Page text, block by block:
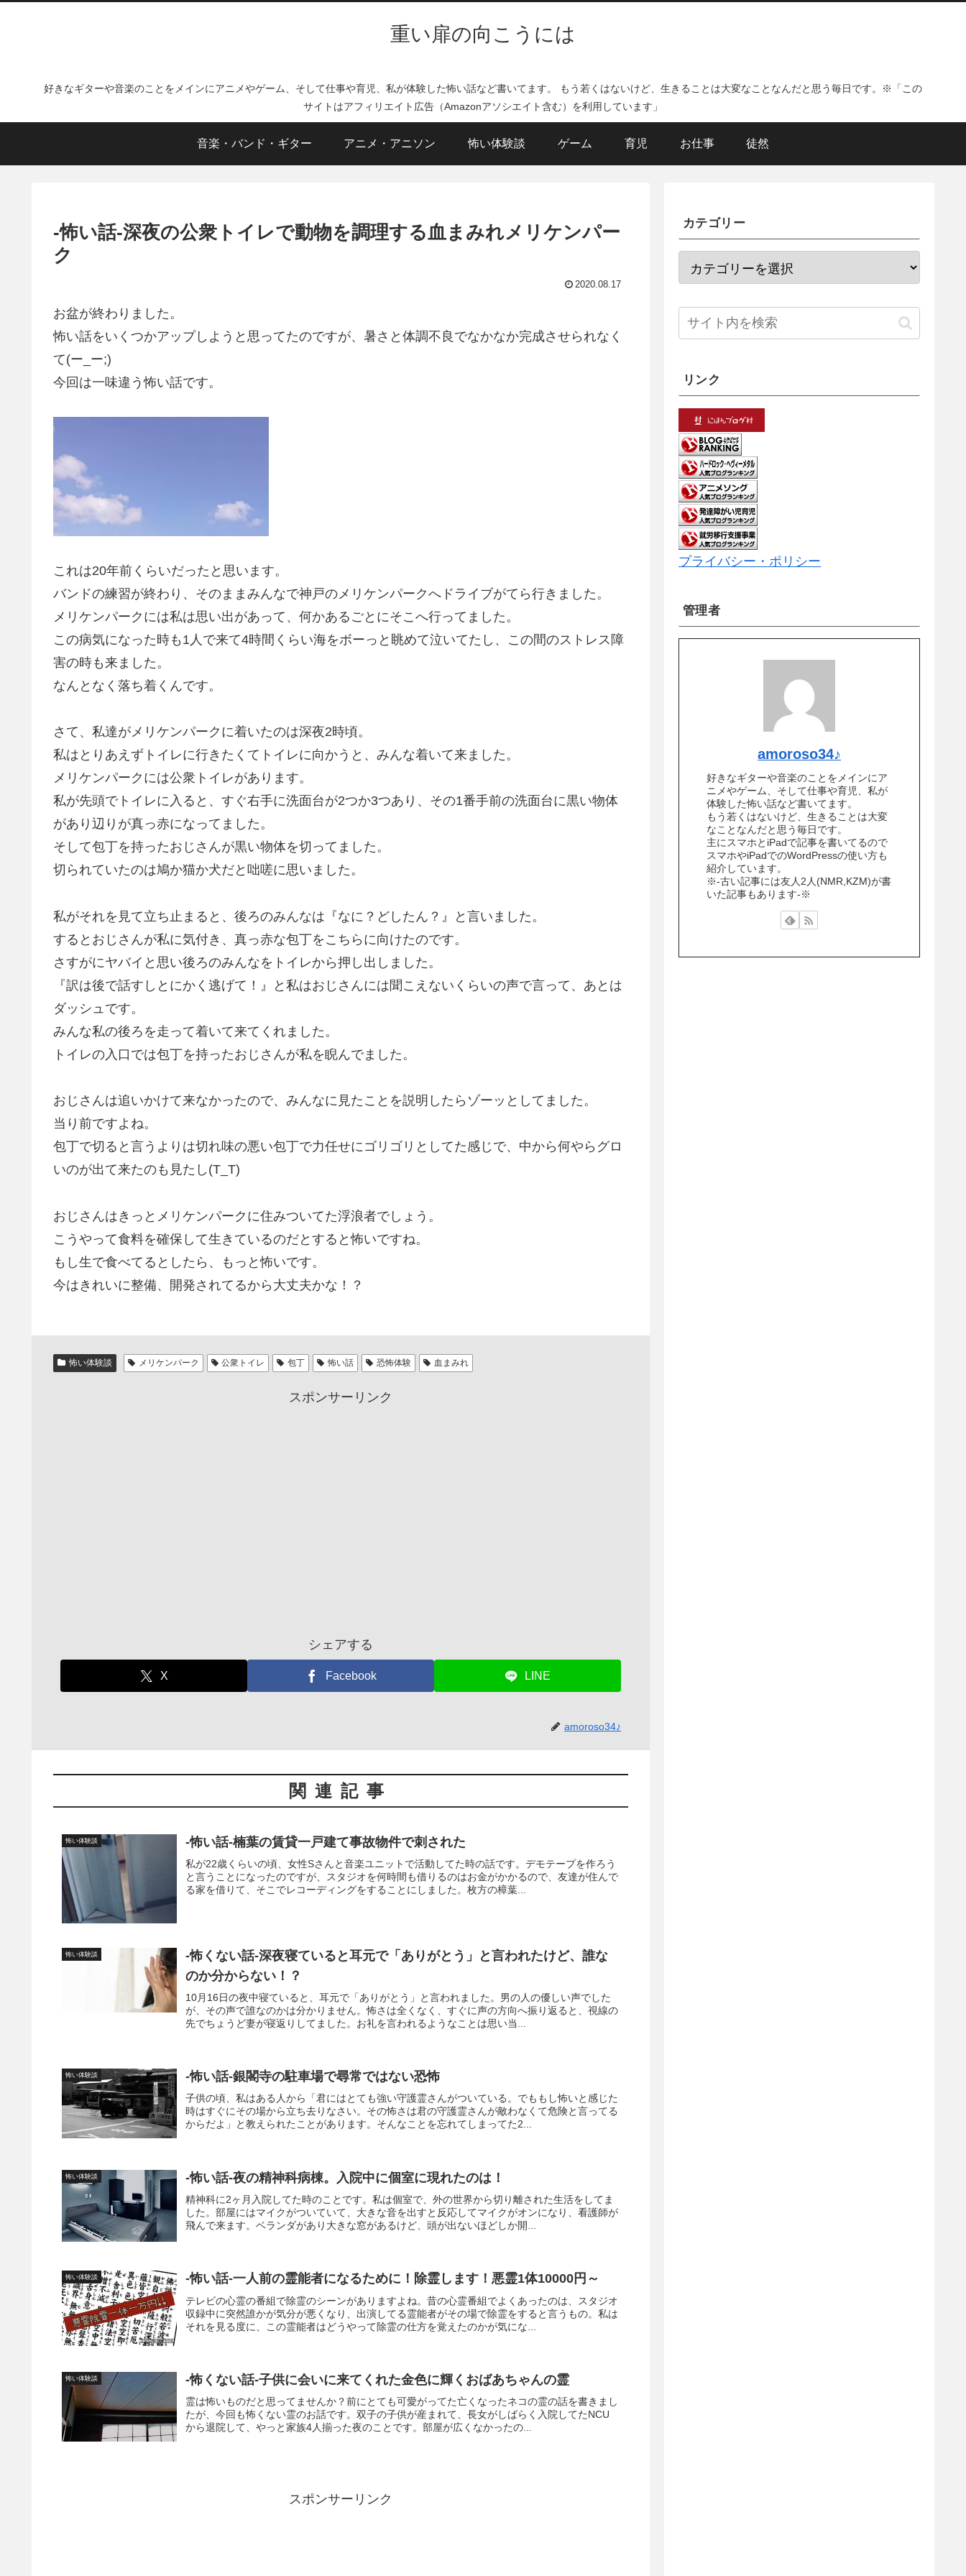
重い扉の向こうには
好きなギターや音楽のことをメインにアニメやゲーム、そして仕事や育児、私が体験した怖い話など書いてます。 もう若くはないけど、生きることは大変なことなんだと思う毎日です。※「この
サイトはアフィリエイト広告（Amazonアソシエイト含む）を利用しています」
音楽・バンド・ギター アニメ・アニソン 怖い体験談 ゲーム 育児 お仕事 徒然
-怖い話-深夜の公衆トイレで動物を調理する血まみれメリケンパー
ク
2020.08.17
お盆が終わりました。
怖い話をいくつかアップしようと思ってたのですが、暑さと体調不良でなかなか完成させられなく
て(ー_ー;)
今回は一味違う怖い話です。
これは20年前くらいだったと思います。
バンドの練習が終わり、そのままみんなで神戸のメリケンパークへドライブがてら行きました。
メリケンパークには私は思い出があって、何かあるごとにそこへ行ってました。
この病気になった時も1人で来て4時間くらい海をボーっと眺めて泣いてたし、この間のストレス障
害の時も来ました。
なんとなく落ち着くんです。
さて、私達がメリケンパークに着いたのは深夜2時頃。
私はとりあえずトイレに行きたくてトイレに向かうと、みんな着いて来ました。
メリケンパークには公衆トイレがあります。
私が先頭でトイレに入ると、すぐ右手に洗面台が2つか3つあり、その1番手前の洗面台に黒い物体
があり辺りが真っ赤になってました。
そして包丁を持ったおじさんが黒い物体を切ってました。
切られていたのは鳩か猫か犬だと咄嗟に思いました。
私がそれを見て立ち止まると、後ろのみんなは『なに？どしたん？』と言いました。
するとおじさんが私に気付き、真っ赤な包丁をこちらに向けたのです。
さすがにヤバイと思い後ろのみんなをトイレから押し出しました。
『訳は後で話すしとにかく逃げて！』と私はおじさんには聞こえないくらいの声で言って、あとは
ダッシュです。
みんな私の後ろを走って着いて来てくれました。
トイレの入口では包丁を持ったおじさんが私を睨んでました。
おじさんは追いかけて来なかったので、みんなに見たことを説明したらゾーッとしてました。
当り前ですよね。
包丁で切ると言うよりは切れ味の悪い包丁で力任せにゴリゴリとしてた感じで、中から何やらグロ
いのが出て来たのも見たし(T_T)
おじさんはきっとメリケンパークに住みついてた浮浪者でしょう。
こうやって食料を確保して生きているのだとすると怖いですね。
もし生で食べてるとしたら、もっと怖いです。
今はきれいに整備、開発されてるから大丈夫かな！？
怖い体験談 メリケンパーク 公衆トイレ 包丁 怖い話 恐怖体験 血まみれ
スポンサーリンク
シェアする
X Facebook LINE
amoroso34♪
関連記事
怖い体験談 -怖い話-楠葉の賃貸一戸建て事故物件で刺された
私が22歳くらいの頃、女性Sさんと音楽ユニットで活動してた時の話です。デモテープを作ろう
と言うことになったのですが、スタジオを何時間も借りるのはお金がかかるので、友達が住んで
る家を借りて、そこでレコーディングをすることにしました。枚方の樟葉...
怖い体験談
-怖くない話-深夜寝ていると耳元で「ありがとう」と言われたけど、誰な
のか分からない！？
10月16日の夜中寝ていると、耳元で「ありがとう」と言われました。男の人の優しい声でした
が、その声で誰なのかは分かりません。怖さは全くなく、すぐに声の方向へ振り返ると、視線の
先でちょうど妻が寝返りしてました。お礼を言われるようなことは思い当...
怖い体験談 -怖い話-銀閣寺の駐車場で尋常ではない恐怖
子供の頃、私はある人から「君にはとても強い守護霊さんがついている。でももし怖いと感じた
時はすぐにその場から立ち去りなさい。その怖さは君の守護霊さんが敵わなくて危険と言ってる
からだよ」と教えられたことがあります。そんなことを忘れてしまってた2...
怖い体験談 -怖い話-夜の精神科病棟。入院中に個室に現れたのは！
精神科に2ヶ月入院してた時のことです。私は個室で、外の世界から切り離された生活をしてま
した。部屋にはマイクがついていて、大きな音を出すと反応してマイクがオンになり、看護師が
飛んで来ます。ベランダがあり大きな窓があるけど、頭が出ないほどしか開...
怖い体験談 -怖い話-一人前の霊能者になるために！除霊します！悪霊1体10000円～
テレビの心霊の番組で除霊のシーンがありますよね。昔の心霊番組でよくあったのは、スタジオ
収録中に突然誰かが気分が悪くなり、出演してる霊能者がその場で除霊をすると言うもの。私は
それを見る度に、この霊能者はどうやって除霊の仕方を覚えたのかが気にな...
怖い体験談 -怖くない話-子供に会いに来てくれた金色に輝くおばあちゃんの霊
霊は怖いものだと思ってませんか？前にとても可愛がってた亡くなったネコの霊の話を書きまし
たが、今回も怖くない霊のお話です。双子の子供が産まれて、長女がしばらく入院してたNCU
から退院して、やっと家族4人揃った夜のことです。部屋が広くなかったの...
スポンサーリンク
カテゴリー
リンク
プライバシー・ポリシー
管理者
amoroso34♪
好きなギターや音楽のことをメインにア
ニメやゲーム、そして仕事や育児、私が
体験した怖い話など書いてます。
もう若くはないけど、生きることは大変
なことなんだと思う毎日です。
主にスマホとiPadで記事を書いてるので
スマホやiPadでのWordPressの使い方も
紹介しています。
※-古い記事には友人2人(NMR,KZM)が書
いた記事もあります-※